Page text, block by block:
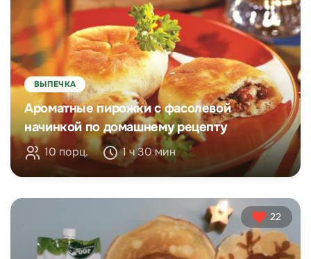
ВЫПЕЧКА
Ароматные пирожки с фасолевой
начинкой по домашнему рецепту
10 порц. 1 ч 30 мин
22